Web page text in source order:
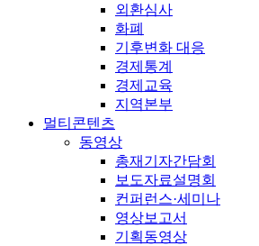
외환심사
화폐
기후변화 대응
경제통계
경제교육
지역본부
멀티콘텐츠
동영상
총재기자간담회
보도자료설명회
컨퍼런스·세미나
영상보고서
기획동영상